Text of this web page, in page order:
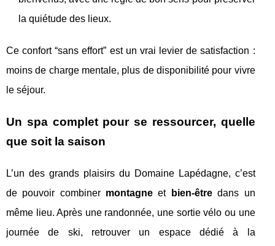
la quiétude des lieux.
Ce confort “sans effort” est un vrai levier de satisfaction :
moins de charge mentale, plus de disponibilité pour vivre
le séjour.
Un spa complet pour se ressourcer, quelle
que soit la saison
L’un des grands plaisirs du Domaine Lapédagne, c’est
de pouvoir combiner montagne et bien-êtredans un
même lieu. Après une randonnée, une sortie vélo ou une
journée de ski, retrouver un espace dédié à la